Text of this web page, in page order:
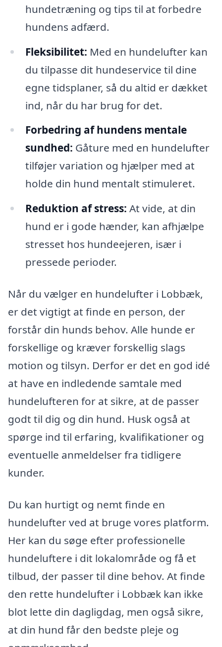
hundetræning og tips til at forbedre
hundens adfærd.
Fleksibilitet: Med en hundelufter kan
du tilpasse dit hundeservice til dine
egne tidsplaner, så du altid er dækket
ind, når du har brug for det.
Forbedring af hundens mentale
sundhed: Gåture med en hundelufter
tilføjer variation og hjælper med at
holde din hund mentalt stimuleret.
Reduktion af stress: At vide, at din
hund er i gode hænder, kan afhjælpe
stresset hos hundeejeren, især i
pressede perioder.
Når du vælger en hundelufter i Lobbæk,
er det vigtigt at finde en person, der
forstår din hunds behov. Alle hunde er
forskellige og kræver forskellig slags
motion og tilsyn. Derfor er det en god idé
at have en indledende samtale med
hundelufteren for at sikre, at de passer
godt til dig og din hund. Husk også at
spørge ind til erfaring, kvalifikationer og
eventuelle anmeldelser fra tidligere
kunder.
Du kan hurtigt og nemt finde en
hundelufter ved at bruge vores platform.
Her kan du søge efter professionelle
hundeluftere i dit lokalområde og få et
tilbud, der passer til dine behov. At finde
den rette hundelufter i Lobbæk kan ikke
blot lette din dagligdag, men også sikre,
at din hund får den bedste pleje og